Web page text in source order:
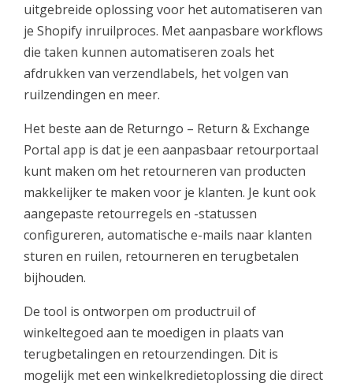
uitgebreide oplossing voor het automatiseren van
je Shopify inruilproces. Met aanpasbare workflows
die taken kunnen automatiseren zoals het
afdrukken van verzendlabels, het volgen van
ruilzendingen en meer.
Het beste aan de Returngo – Return & Exchange
Portal app is dat je een aanpasbaar retourportaal
kunt maken om het retourneren van producten
makkelijker te maken voor je klanten. Je kunt ook
aangepaste retourregels en -statussen
configureren, automatische e-mails naar klanten
sturen en ruilen, retourneren en terugbetalen
bijhouden.
De tool is ontworpen om productruil of
winkeltegoed aan te moedigen in plaats van
terugbetalingen en retourzendingen. Dit is
mogelijk met een winkelkredietoplossing die direct